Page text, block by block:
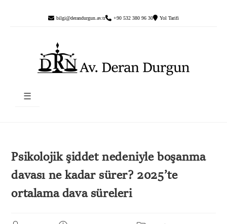
bilgi@derandurgun.av.tr +90 532 380 96 30 Yol Tarifi
☰
Psikolojik şiddet nedeniyle boşanma
davası ne kadar sürer? 2025’te
ortalama dava süreleri